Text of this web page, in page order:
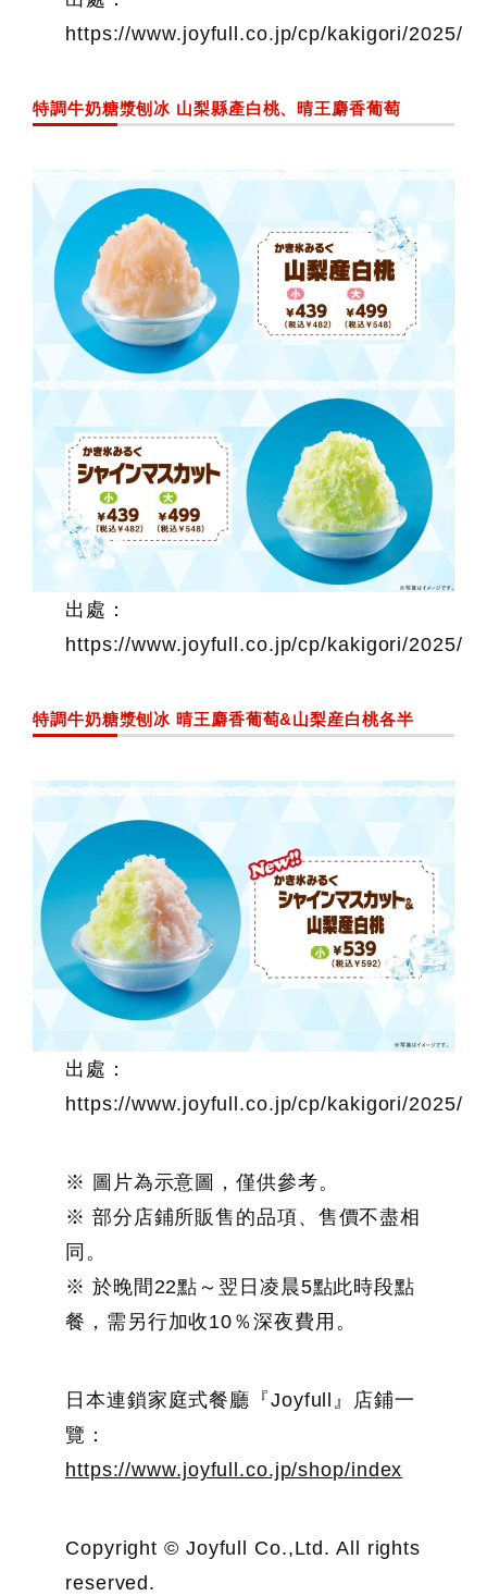
https://www.joyfull.co.jp/cp/kakigori/2025/
特調牛奶糖漿刨冰 山梨縣產白桃、晴王麝香葡萄
出處：
https://www.joyfull.co.jp/cp/kakigori/2025/
特調牛奶糖漿刨冰 晴王麝香葡萄&山梨産白桃各半
出處：
https://www.joyfull.co.jp/cp/kakigori/2025/
※ 圖片為示意圖，僅供參考。
※ 部分店鋪所販售的品項、售價不盡相
同。
※ 於晚間22點～翌日凌晨5點此時段點
餐，需另行加收10％深夜費用。
日本連鎖家庭式餐廳『Joyfull』店鋪一
覽：
https://www.joyfull.co.jp/shop/index
Copyright © Joyfull Co.,Ltd. All rights
reserved.